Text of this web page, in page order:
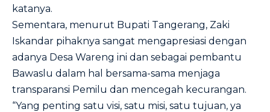
katanya.
Sementara, menurut Bupati Tangerang, Zaki
Iskandar pihaknya sangat mengapresiasi dengan
adanya Desa Wareng ini dan sebagai pembantu
Bawaslu dalam hal bersama-sama menjaga
transparansi Pemilu dan mencegah kecurangan.
“Yang penting satu visi, satu misi, satu tujuan, ya